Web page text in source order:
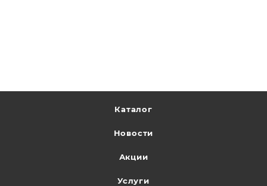
Каталог
Новости
Акции
Услуги